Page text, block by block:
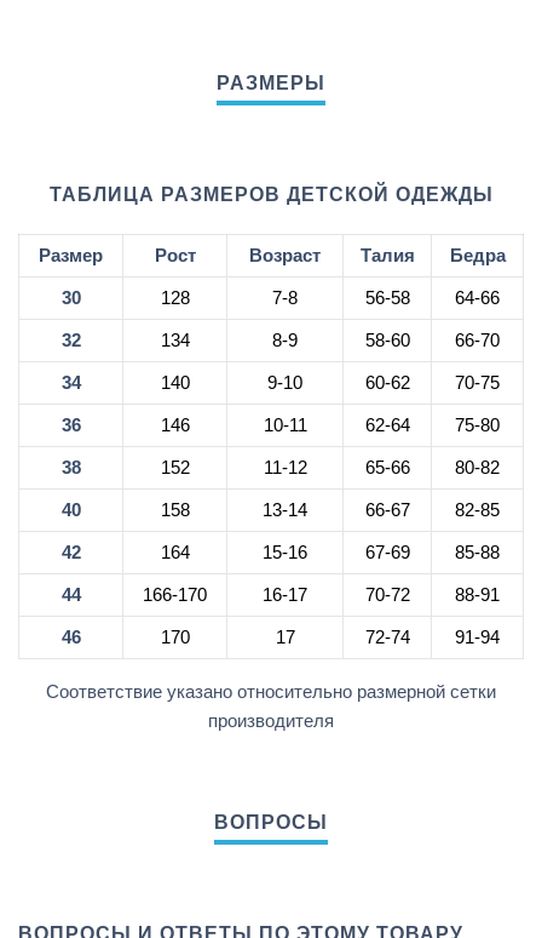
ТАБЛИЦА РАЗМЕРОВ ДЕТСКОЙ ОДЕЖДЫ
Размер Рост Возраст Талия Бедра
30 128 7-8 56-58 64-66
32 134 8-9 58-60 66-70
34 140 9-10 60-62 70-75
36 146 10-11 62-64 75-80
38 152 11-12 65-66 80-82
40 158 13-14 66-67 82-85
42 164 15-16 67-69 85-88
44 166-170 16-17 70-72 88-91
46 170 17 72-74 91-94
Соответствие указано относительно размерной сетки
производителя